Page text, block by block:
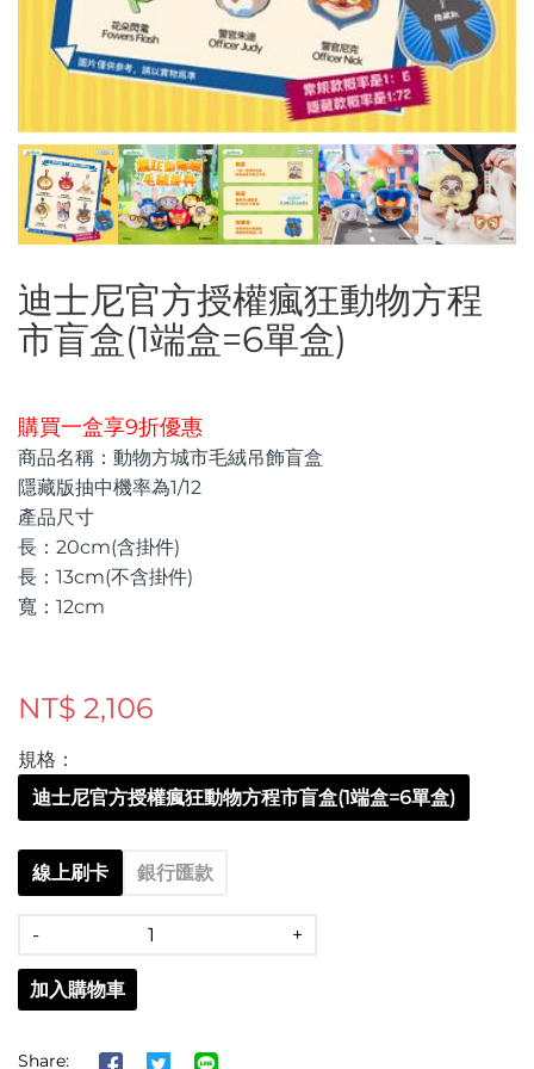
迪士尼官方授權瘋狂動物方程
市盲盒(1端盒=6單盒)
購買一盒享9折優惠
商品名稱：動物方城市毛絨吊飾盲盒
隱藏版抽中機率為1/12
產品尺寸
長：20cm(含掛件)
長：13cm(不含掛件)
寬：12cm
NT$ 2,106
規格：
迪士尼官方授權瘋狂動物方程市盲盒(1端盒=6單盒)
線上刷卡 銀行匯款
+
-
加入購物車
Share: